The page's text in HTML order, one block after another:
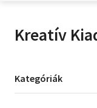
Erotika
Hobbi, szabadidő
Kreatív
Kategória
szűrés
Kategóriák